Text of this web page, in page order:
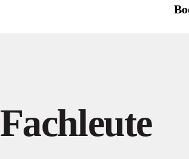
Fachleute